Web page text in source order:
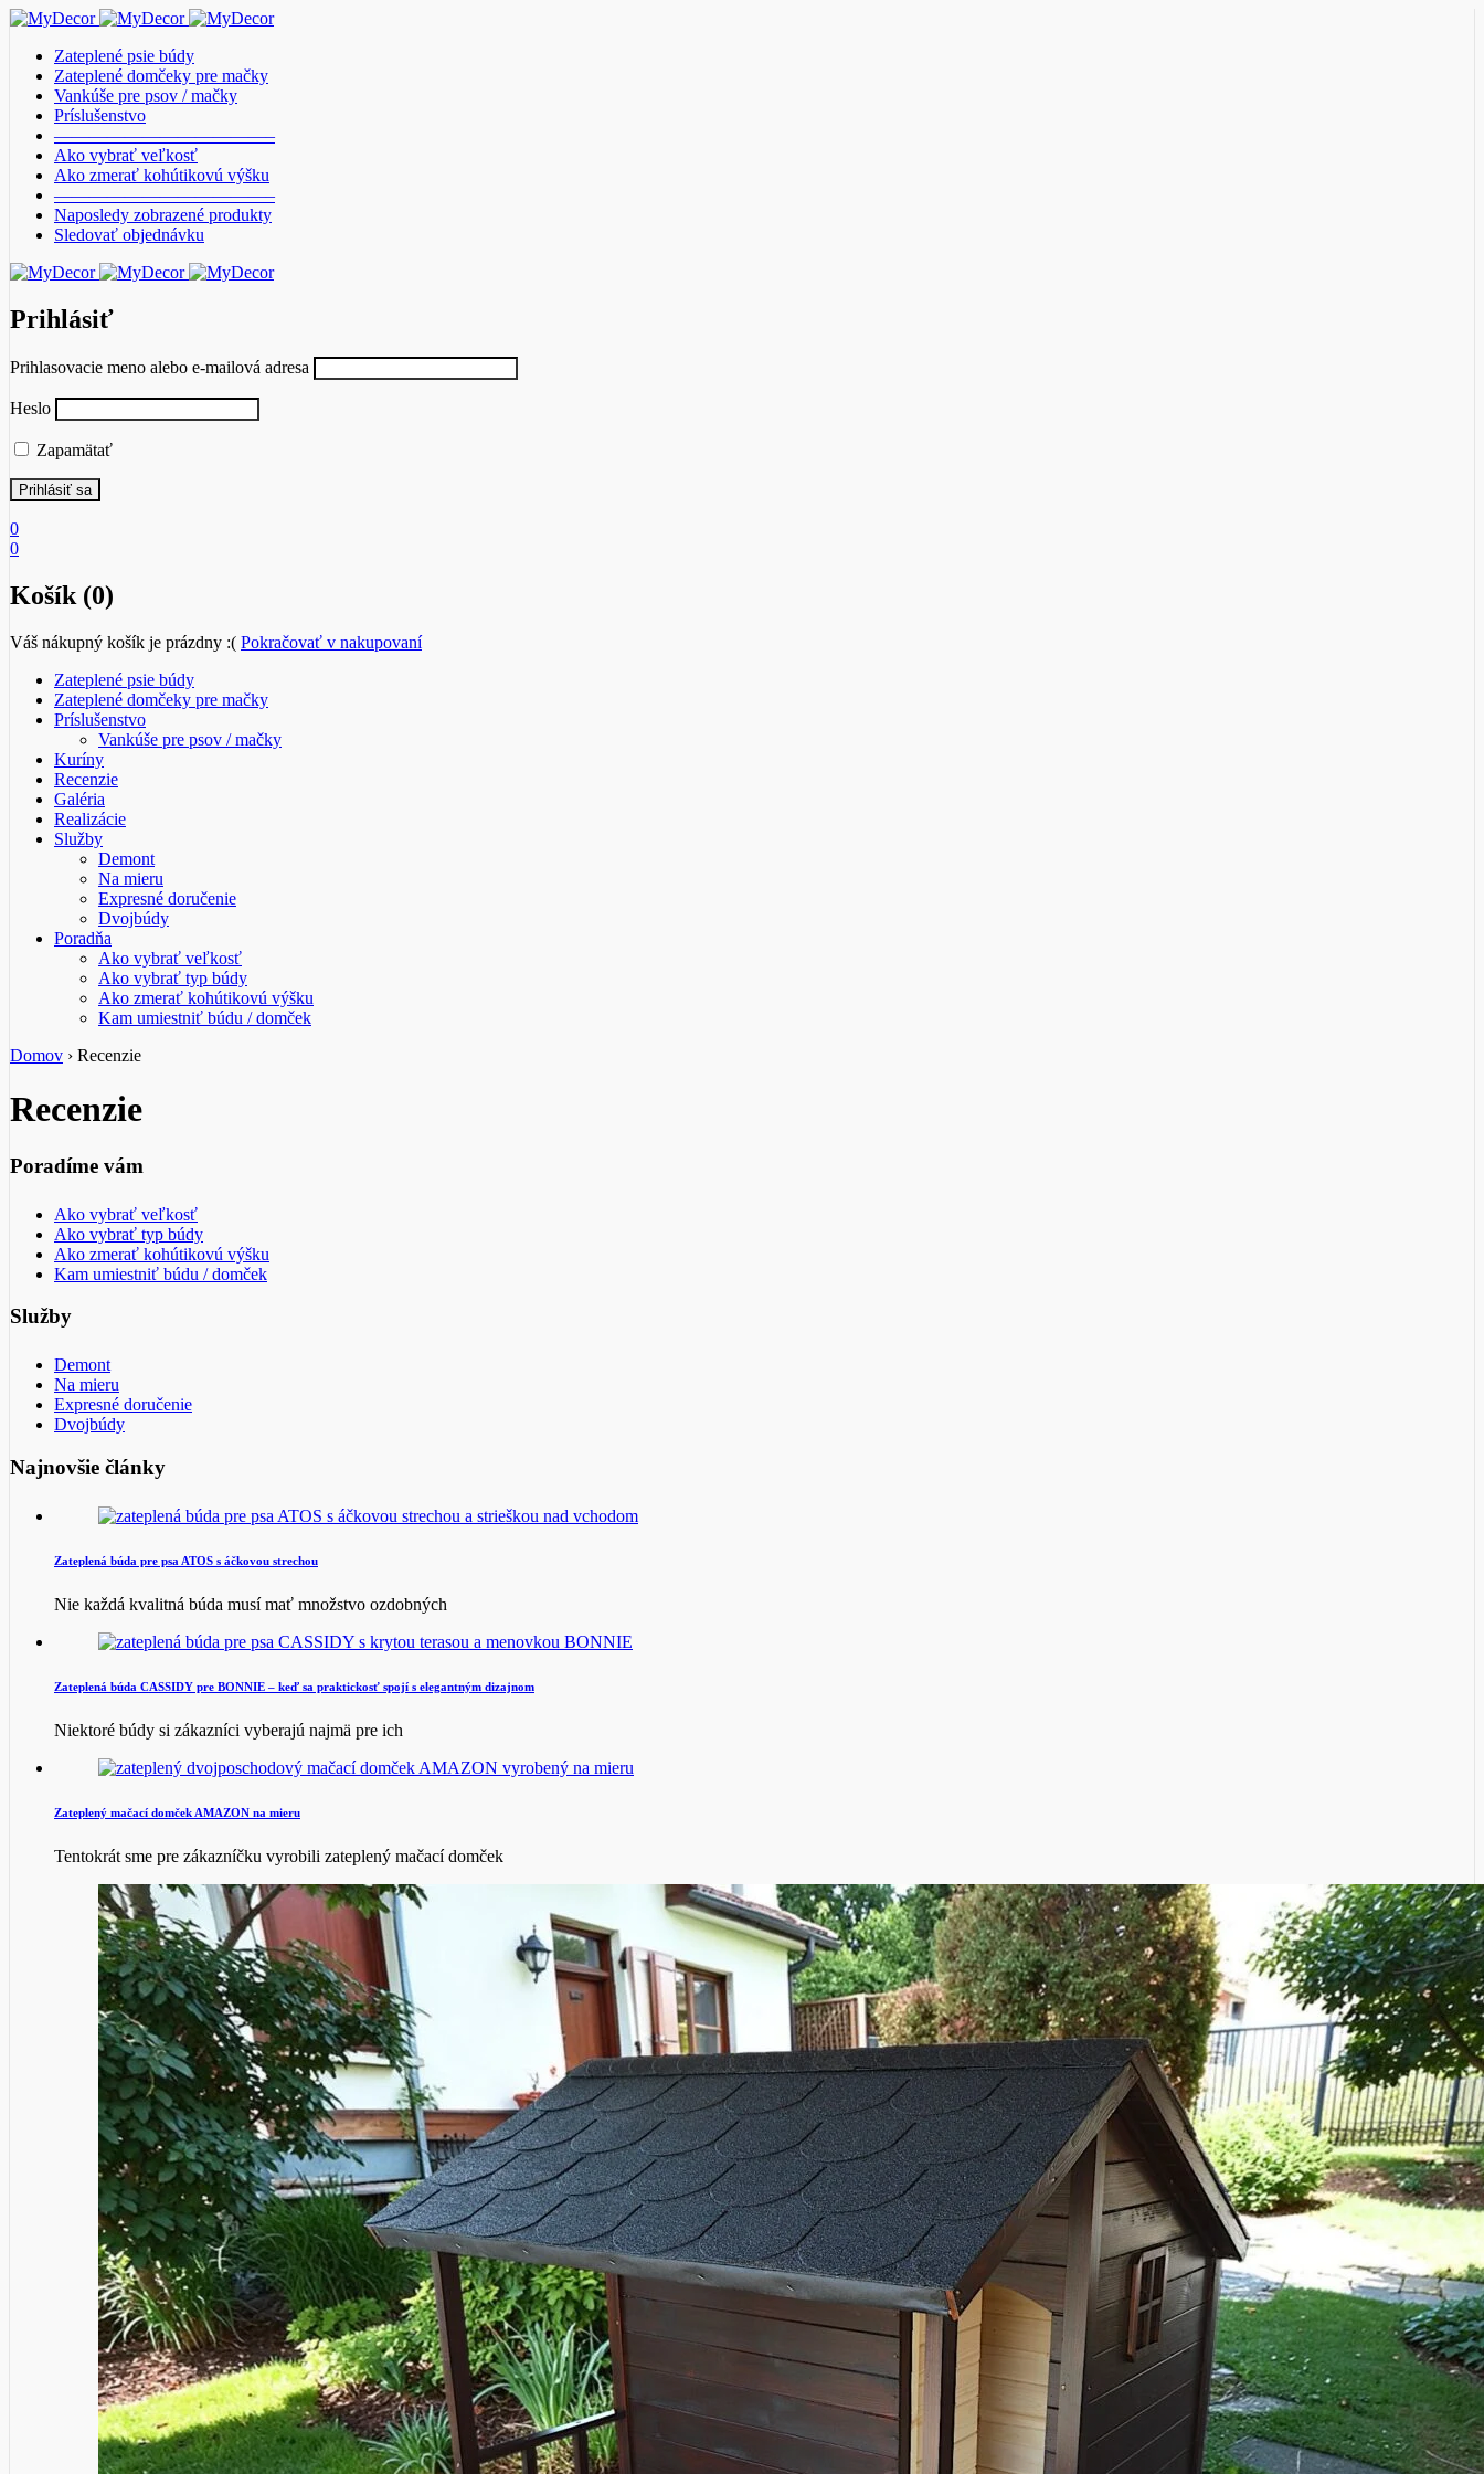
Zateplené psie búdy
Zateplené domčeky pre mačky
Vankúše pre psov / mačky
Príslušenstvo
————————————–
Ako vybrať veľkosť
Ako zmerať kohútikovú výšku
————————————–
Naposledy zobrazené produkty
Sledovať objednávku
Prihlásiť
Prihlasovacie meno alebo e-mailová adresa
Heslo
Zapamätať
0
0
Košík (0)
Váš nákupný košík je prázdny :( Pokračovať v nakupovaní
Zateplené psie búdy
Zateplené domčeky pre mačky
Príslušenstvo
Vankúše pre psov / mačky
Kuríny
Recenzie
Galéria
Realizácie
Služby
Demont
Na mieru
Expresné doručenie
Dvojbúdy
Poradňa
Ako vybrať veľkosť
Ako vybrať typ búdy
Ako zmerať kohútikovú výšku
Kam umiestniť búdu / domček
Domov › Recenzie
Recenzie
Poradíme vám
Ako vybrať veľkosť
Ako vybrať typ búdy
Ako zmerať kohútikovú výšku
Kam umiestniť búdu / domček
Služby
Demont
Na mieru
Expresné doručenie
Dvojbúdy
Najnovšie články
Zateplená búda pre psa ATOS s áčkovou strechou
Nie každá kvalitná búda musí mať množstvo ozdobných
Zateplená búda CASSIDY pre BONNIE – keď sa praktickosť spojí s elegantným dizajnom
Niektoré búdy si zákazníci vyberajú najmä pre ich
Zateplený mačací domček AMAZON na mieru
Tentokrát sme pre zákazníčku vyrobili zateplený mačací domček